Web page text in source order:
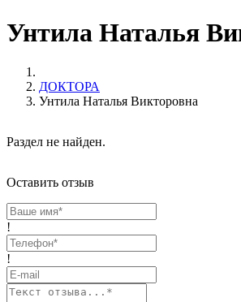
Унтила Наталья
ДОКТОРА
Унтила Наталья Викторовна
Раздел не найден.
Оставить отзыв
!
!